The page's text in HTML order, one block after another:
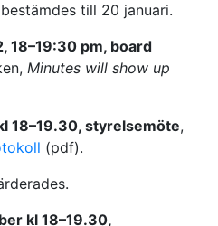
till 20 januari.
18–19:30 pm, board
Minutes will show up
18–19.30, styrelsemöte,
(pdf).
kl 18–19.30,